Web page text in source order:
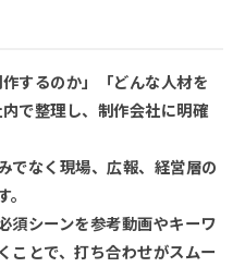
するのか」「どんな人材を
で整理し、制作会社に明確
でなく現場、広報、経営層の
須シーンを参考動画やキーワ
ことで、打ち合わせがスムー